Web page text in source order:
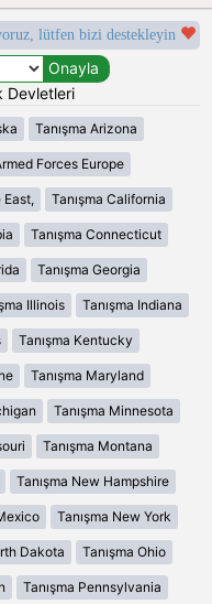
lütfen bizi destekleyin
Devletleri
Tanışma Arizona
Forces Europe
East, Tanışma California
Tanışma Connecticut
Tanışma Georgia
Illinois Tanışma Indiana
Tanışma Kentucky
Tanışma Maryland
Tanışma Minnesota
Tanışma Montana
Tanışma New Hampshire
Tanışma New York
Dakota Tanışma Ohio
Tanışma Pennsylvania